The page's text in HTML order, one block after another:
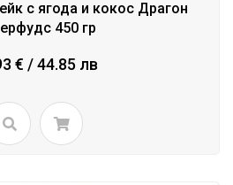
с ягода и кокос Драгон
450 гр
€ / 44.85 лв